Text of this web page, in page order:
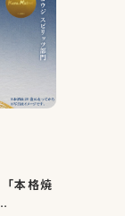
本格焼